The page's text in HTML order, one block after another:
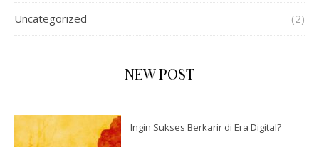
Uncategorized (2)
NEW POST
Ingin Sukses Berkarir di Era Digital?